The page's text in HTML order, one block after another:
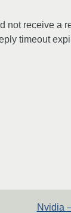
not receive a
timeout
Nvidia